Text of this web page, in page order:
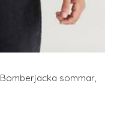
Bomberjacka sommar